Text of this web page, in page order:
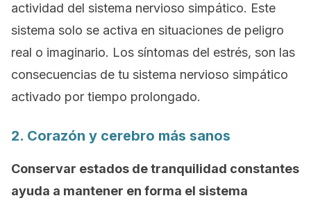
actividad del sistema nervioso simpático. Este
sistema solo se activa en situaciones de peligro
real o imaginario. Los síntomas del estrés, son las
consecuencias de tu sistema nervioso simpático
activado por tiempo prolongado.
2. Corazón y cerebro más sanos
Conservar estados de tranquilidad constantes
ayuda a mantener en forma el sistema